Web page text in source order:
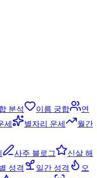
분석 이름 궁합
연
세 별자리 운세
월간
사주 블로그
신살 해
성격 일간 성격
오